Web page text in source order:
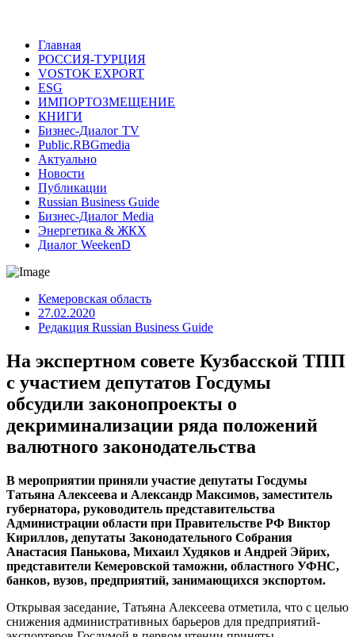
Главная
РОССИЯ-ТУРЦИЯ
VOSTOK EXPORT
ESG
ИМПОРТОЗМЕЩЕНИЕ
КНИГИ
Бизнес-Диалог TV
Public.RBGmedia
Актуально
Новости
Публикации
Russian Business Guide
Бизнес-Диалог Media
Энергетика & ЖКХ
Диалог WeekenD
Кемеровская область
27.02.2020
Редакция Russian Business Guide
На экспертном совете Кузбасской ТПП
с участием депутатов Госдумы
обсудили законопроекты о
декриминализации ряда положений
валютного законодательства
В мероприятии приняли участие депутаты Госдумы
Татьяна Алексеева и Александр Максимов, заместитель
губернатора, руководитель представительства
Администрации области при Правительстве РФ Виктор
Кириллов, депутаты Законодательного Собрания
Анастасия Панькова, Михаил Худяков и Андрей Эйрих,
представители Кемеровской таможни, областного УФНС,
банков, вузов, предприятий, занимающихся экспортом.
Открывая заседание, Татьяна Алексеева отметила, что с целью
снижения административных барьеров для предприятий-